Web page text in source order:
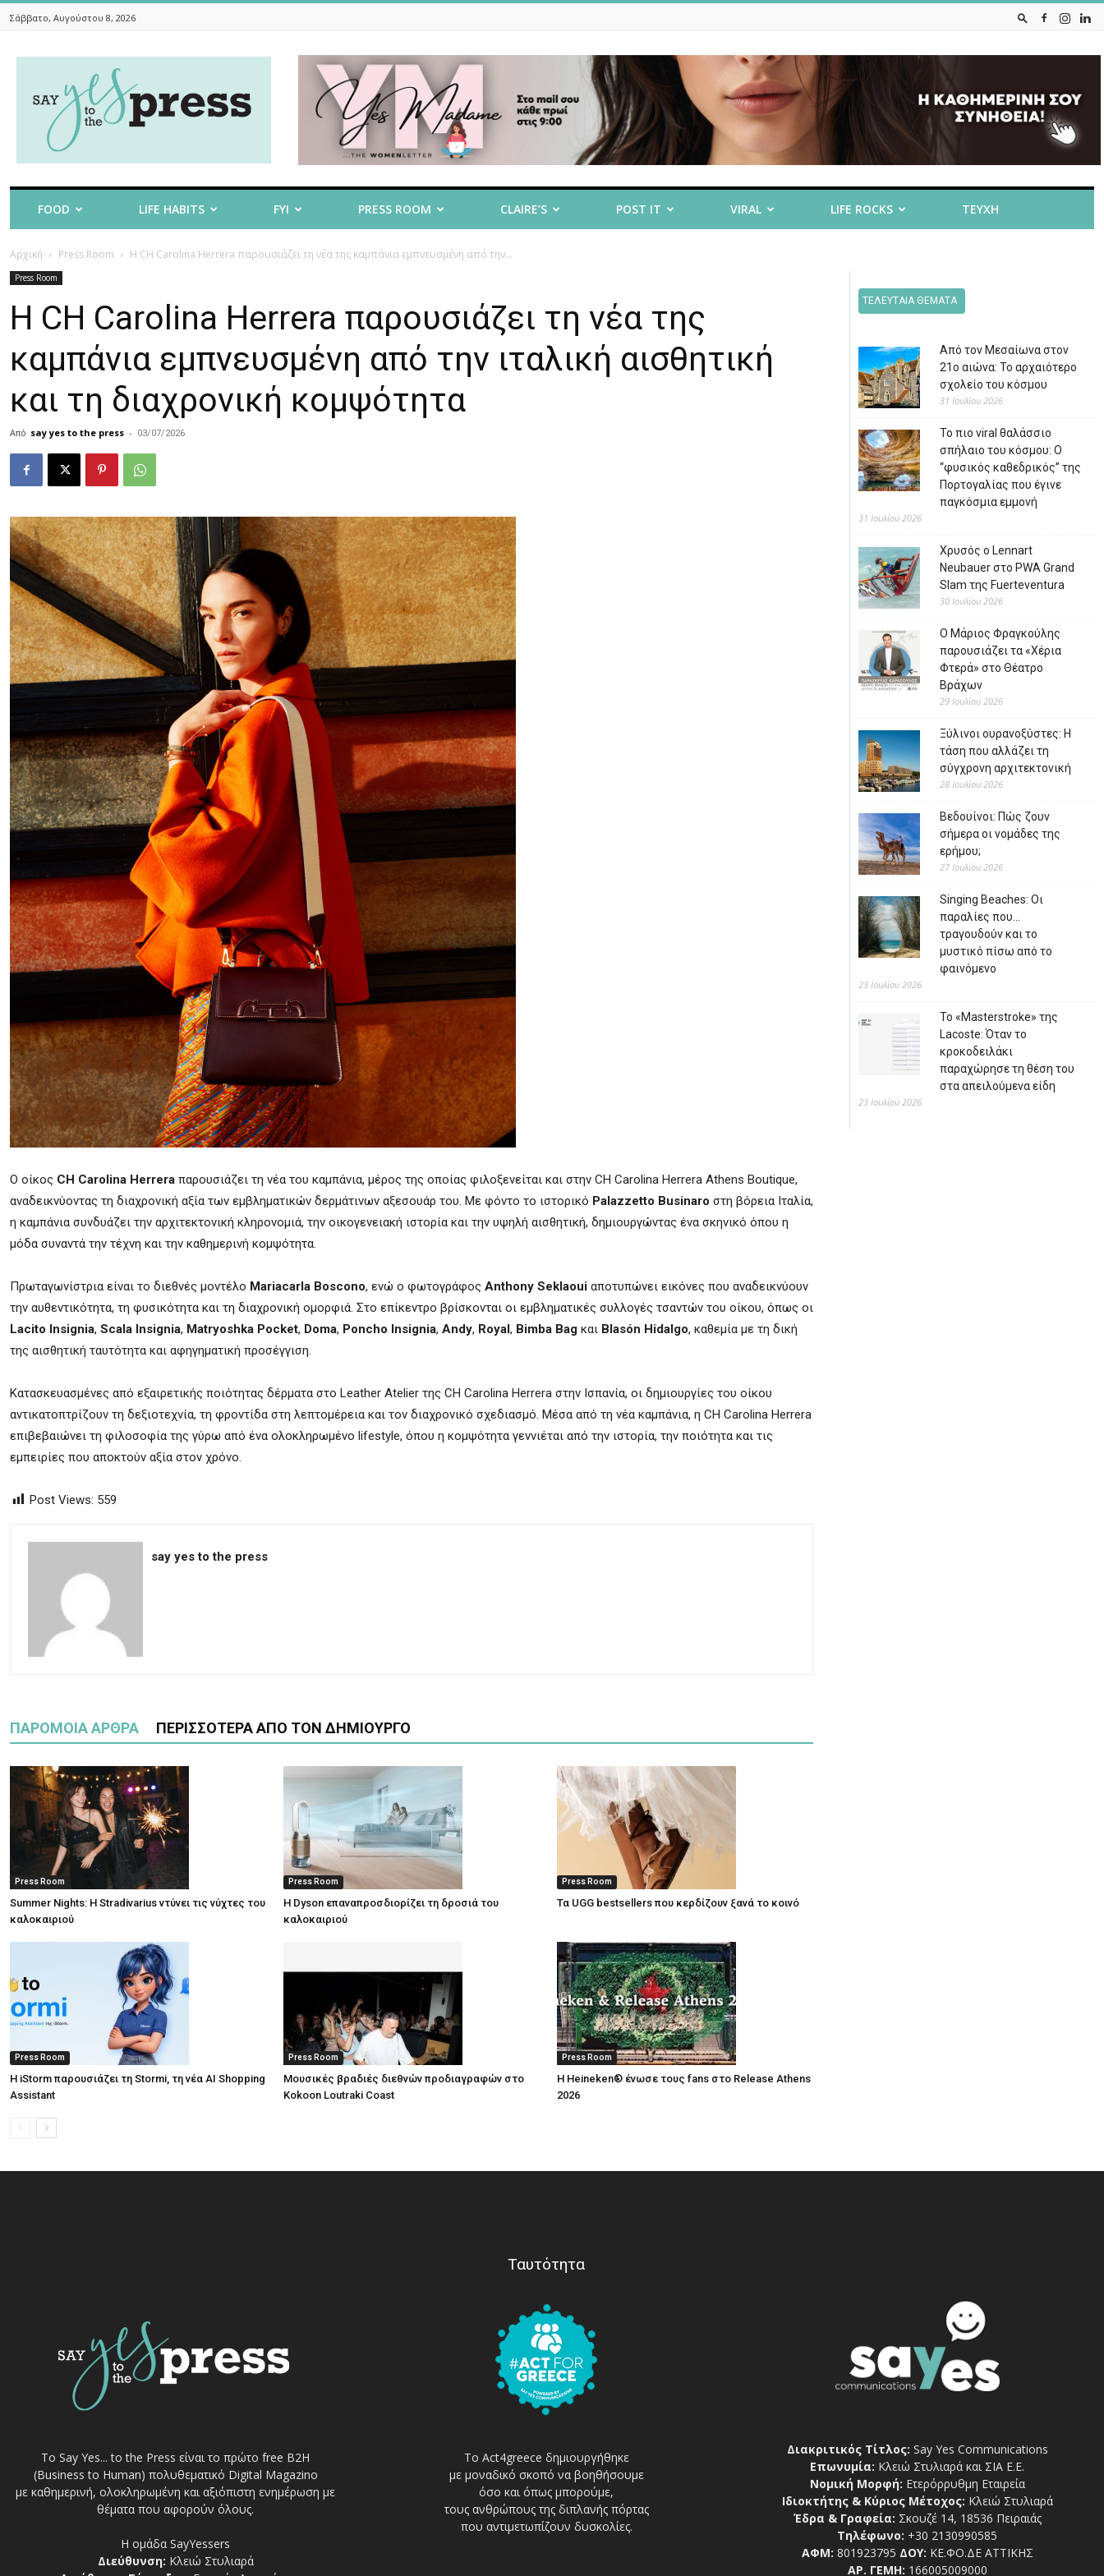
Σάββατο, Αυγούστου 8, 2026
To
The
FOOD LIFE HABITS FYI PRESS ROOM CLAIRE’S POST IT VIRAL LIFE ROCKS ΤΕΥΧΗ
Αρχική Press Room Η CH Carolina Herrera παρουσιάζει τη νέα της καμπάνια εμπνευσμένη από την...
Press Room
Η CH Carolina Herrera παρουσιάζει τη νέα της
καμπάνια εμπνευσμένη από την ιταλική αισθητική
και τη διαχρονική κομψότητα
Από say yes to the press - 03/07/2026
Ο οίκος CH Carolina Herrera παρουσιάζει τη νέα του καμπάνια, μέρος της οποίας φιλοξενείται και στην CH Carolina Herrera Athens Boutique,
αναδεικνύοντας τη διαχρονική αξία των εμβληματικών δερμάτινων αξεσουάρ του. Με φόντο το ιστορικό Palazzetto Businaro στη βόρεια Ιταλία,
η καμπάνια συνδυάζει την αρχιτεκτονική κληρονομιά, την οικογενειακή ιστορία και την υψηλή αισθητική, δημιουργώντας ένα σκηνικό όπου η
μόδα συναντά την τέχνη και την καθημερινή κομψότητα.
Πρωταγωνίστρια είναι το διεθνές μοντέλο Mariacarla Boscono, ενώ ο φωτογράφος Anthony Seklaoui αποτυπώνει εικόνες που αναδεικνύουν
την αυθεντικότητα, τη φυσικότητα και τη διαχρονική ομορφιά. Στο επίκεντρο βρίσκονται οι εμβληματικές συλλογές τσαντών του οίκου, όπως οι
Lacito Insignia, Scala Insignia, Matryoshka Pocket, Doma, Poncho Insignia, Andy, Royal, Bimba Bag και Blasón Hidalgo, καθεμία με τη δική
της αισθητική ταυτότητα και αφηγηματική προσέγγιση.
Κατασκευασμένες από εξαιρετικής ποιότητας δέρματα στο Leather Atelier της CH Carolina Herrera στην Ισπανία, οι δημιουργίες του οίκου
αντικατοπτρίζουν τη δεξιοτεχνία, τη φροντίδα στη λεπτομέρεια και τον διαχρονικό σχεδιασμό. Μέσα από τη νέα καμπάνια, η CH Carolina Herrera
επιβεβαιώνει τη φιλοσοφία της γύρω από ένα ολοκληρωμένο lifestyle, όπου η κομψότητα γεννιέται από την ιστορία, την ποιότητα και τις
εμπειρίες που αποκτούν αξία στον χρόνο.
Post Views: 559
say yes to the press
ΠΑΡΟΜΟΙΑ ΑΡΘΡΑ ΠΕΡΙΣΣΟΤΕΡΑ ΑΠΟ ΤΟΝ ΔΗΜΙΟΥΡΓΟ
Press Room
Summer Nights: Η Stradivarius ντύνει τις νύχτες του
καλοκαιριού
Press Room
Η Dyson επαναπροσδιορίζει τη δροσιά του
καλοκαιριού
Press Room
Τα UGG bestsellers που κερδίζουν ξανά το κοινό
Press Room
Η iStorm παρουσιάζει τη Stormi, τη νέα AI Shopping
Assistant
Press Room
Μουσικές βραδιές διεθνών προδιαγραφών στο
Kokoon Loutraki Coast
Press Room
Η Heineken® ένωσε τους fans στο Release Athens
2026
ΤΕΛΕΥΤΑΙΑ ΘΕΜΑΤΑ
Από τον Μεσαίωνα στον
21ο αιώνα: Το αρχαιότερο
σχολείο του κόσμου
31 Ιουλίου 2026
Το πιο viral θαλάσσιο
σπήλαιο του κόσμου: Ο
“φυσικός καθεδρικός” της
Πορτογαλίας που έγινε
παγκόσμια εμμονή
31 Ιουλίου 2026
Χρυσός ο Lennart
Neubauer στο PWA Grand
Slam της Fuerteventura
30 Ιουλίου 2026
Ο Μάριος Φραγκούλης
παρουσιάζει τα «Χέρια
Φτερά» στο Θέατρο
Βράχων
29 Ιουλίου 2026
Ξύλινοι ουρανοξύστες: Η
τάση που αλλάζει τη
σύγχρονη αρχιτεκτονική
28 Ιουλίου 2026
Βεδουίνοι: Πώς ζουν
σήμερα οι νομάδες της
ερήμου;
27 Ιουλίου 2026
Singing Beaches: Οι
παραλίες που…
τραγουδούν και το
μυστικό πίσω από το
φαινόμενο
23 Ιουλίου 2026
Το «Masterstroke» της
Lacoste: Όταν το
κροκοδειλάκι
παραχώρησε τη θέση του
στα απειλούμενα είδη
23 Ιουλίου 2026
Το Say Yes... to the Press είναι το πρώτο free Β2Η
(Business to Human) πολυθεματικό Digital Magazino
με καθημερινή, ολοκληρωμένη και αξιόπιστη ενημέρωση με
θέματα που αφορούν όλους.
Η ομάδα SayYessers
Διεύθυνση: Κλειώ Στυλιαρά
Ταυτότητα
Το Act4greece δημιουργήθηκε
με μοναδικό σκοπό να βοηθήσουμε
όσο και όπως μπορούμε,
τους ανθρώπους της διπλανής πόρτας
που αντιμετωπίζουν δυσκολίες.
Διακριτικός Τίτλος: Say Yes Communications
Επωνυμία: Κλειώ Στυλιαρά και ΣΙΑ Ε.Ε.
Νομική Μορφή: Ετερόρρυθμη Εταιρεία
Ιδιοκτήτης & Κύριος Μέτοχος: Κλειώ Στυλιαρά
Έδρα & Γραφεία: Σκουζέ 14, 18536 Πειραιάς
Τηλέφωνο: +30 2130990585
ΑΦΜ: 801923795 ΔΟΥ: ΚΕ.ΦΟ.ΔΕ ΑΤΤΙΚΗΣ
ΑΡ. ΓΕΜΗ: 166005009000